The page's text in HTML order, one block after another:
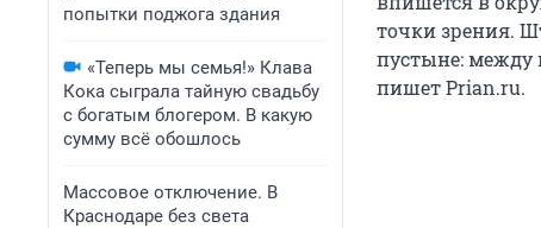
попытки поджога здания
«Теперь мы семья!» Клава
Кока сыграла тайную свадьбу
с богатым блогером. В какую
сумму всё обошлось
Массовое отключение. В
Краснодаре без света
точки зрения.
пустыне: между
пишет Prian.ru.